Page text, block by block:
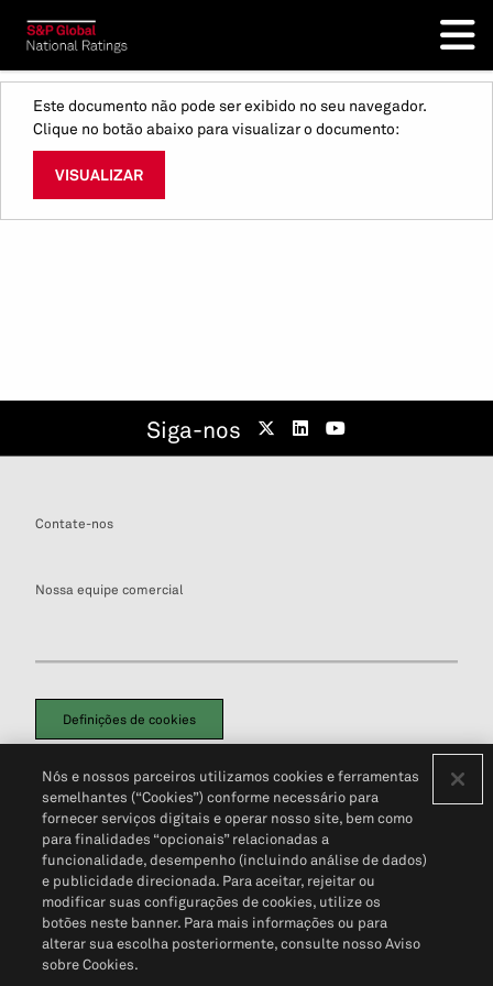
Este documento não pode ser exibido no seu navegador.
Clique no botão abaixo para visualizar o documento:
VISUALIZAR
Siga-nos
Contate-nos
Nossa equipe comercial
Definições de cookies
Política de PrivacidadePortal de privacidade do cliente (em inglês)
Não Venda Minhas Informações Pessoais© 2026 S&P Global
Nós e nossos parceiros utilizamos cookies e ferramentas
semelhantes (“Cookies”) conforme necessário para
fornecer serviços digitais e operar nosso site, bem como
para finalidades “opcionais” relacionadas a
funcionalidade, desempenho (incluindo análise de dados)
e publicidade direcionada. Para aceitar, rejeitar ou
modificar suas configurações de cookies, utilize os
botões neste banner. Para mais informações ou para
alterar sua escolha posteriormente, consulte nosso Aviso
sobre Cookies.